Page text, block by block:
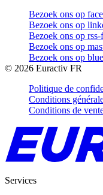
Bezoek ons op
Bezoek ons op
Bezoek ons op rss-
Bezoek ons op
Bezoek ons op
© 2026 Euractiv FR
Politique de
Conditions
Conditions de
Services